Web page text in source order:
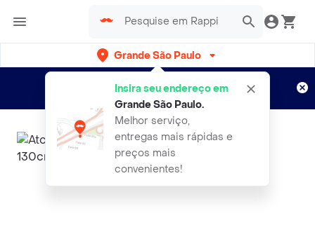
Grande São Paulo
Insira seu endereço em
Grande São Paulo.
Melhor serviço,
entregas mais rápidas e
preços mais
convenientes!
Entregas grátis por 15 dias!
Aplicam T&C